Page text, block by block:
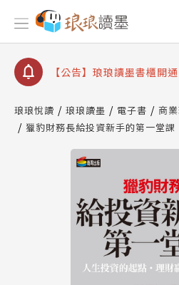
【公告】琅琅書店服務升
查詢
【公告】琅琅讀墨數位閱
【公告】琅琅讀墨書櫃開
請圖文教學
【公告】琅琅書店服務升
查詢
【公告】琅琅讀墨數位閱
琅琅悅讀 琅琅讀墨 電子書 商
獵豹財務長給投資新手的第一堂課